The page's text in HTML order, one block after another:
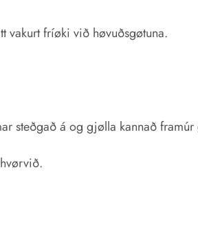
vakurt fríøki við høvuðsgøtuna.
steðgað á og gjølla kannað